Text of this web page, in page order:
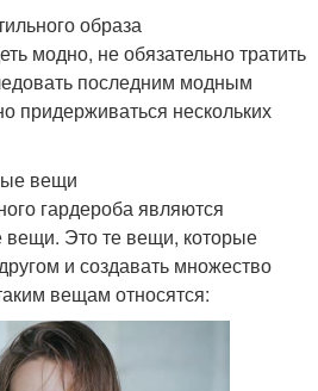
образа
модно, не обязательно тратить
последним модным
придерживаться нескольких
вещи
гардероба являются
вещи. Это те вещи, которые
и создавать множество
вещам относятся: